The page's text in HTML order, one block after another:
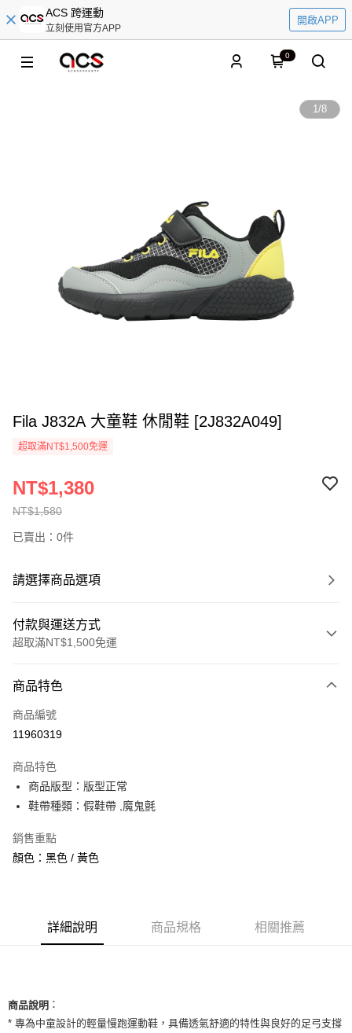
ACS 跨運動
立刻使用官方APP
開啟APP
0
1/8
Fila J832A 大童鞋 休閒鞋 [2J832A049]
超取滿NT$1,500免運
NT$1,580
NT$1,380
已賣出：0件
請選擇商品選項
付款與運送方式
超取滿NT$1,500免運
信用卡一次付款
信用卡分期付款
合作金庫商業銀行
華南商業銀行
上海商業儲蓄銀行
臺灣中小企業銀行
匯豐（台灣）商業銀行
台新國際商業銀行
中國信託商業銀行
超商取貨付款
LINE Pay
Apple Pay
街口支付
全盈+PAY
AFTEE先享後付是「在收到商品之後才付款」的支付方式。 讓您購物簡單
便利好安心！
ATM付款
商品特色
商品編號
11960319
商品特色
商品版型：版型正常
鞋帶種類：假鞋帶 ,魔鬼氈
銷售重點
顏色：黑色 / 黃色
詳細說明 商品規格 相關推薦
商品說明 ：
* 專為中童設計的輕量慢跑運動鞋，具備透氣舒適的特性與良好的足弓支撐